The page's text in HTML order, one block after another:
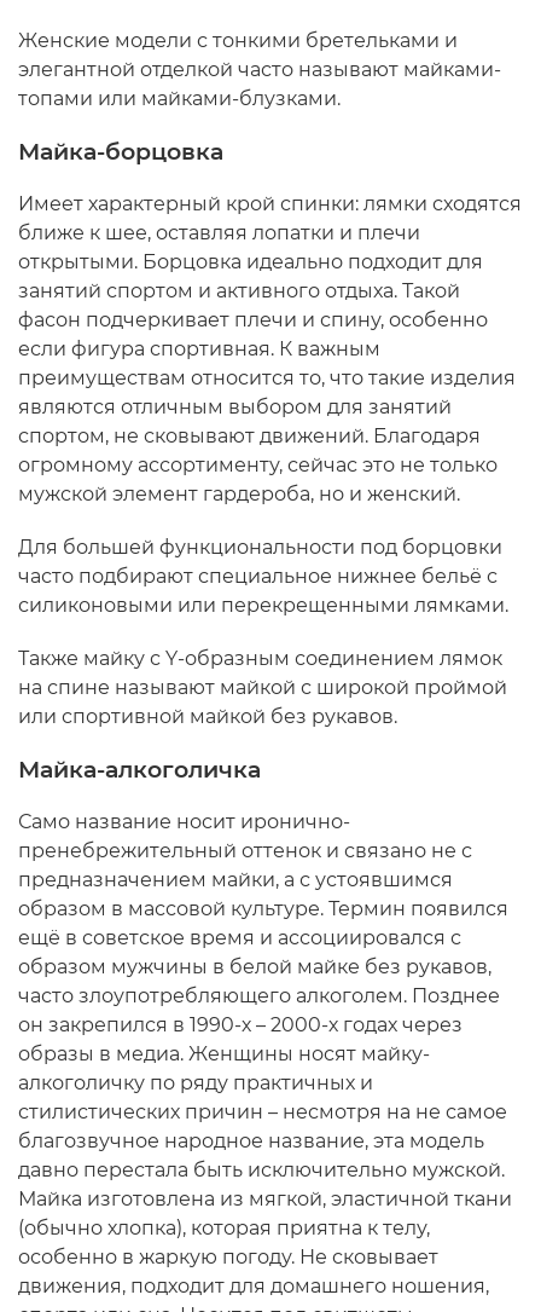
Женские модели с тонкими бретельками и
элегантной отделкой часто называют майками-
топами или майками-блузками.
Майка-борцовка
Имеет характерный крой спинки: лямки сходятся
ближе к шее, оставляя лопатки и плечи
открытыми. Борцовка идеально подходит для
занятий спортом и активного отдыха. Такой
фасон подчеркивает плечи и спину, особенно
если фигура спортивная. К важным
преимуществам относится то, что такие изделия
являются отличным выбором для занятий
спортом, не сковывают движений. Благодаря
огромному ассортименту, сейчас это не только
мужской элемент гардероба, но и женский.
Для большей функциональности под борцовки
часто подбирают специальное нижнее бельё с
силиконовыми или перекрещенными лямками.
Также майку с Y-образным соединением лямок
на спине называют майкой с широкой проймой
или спортивной майкой без рукавов.
Майка-алкоголичка
Само название носит иронично-
пренебрежительный оттенок и связано не с
предназначением майки, а с устоявшимся
образом в массовой культуре. Термин появился
ещё в советское время и ассоциировался с
образом мужчины в белой майке без рукавов,
часто злоупотребляющего алкоголем. Позднее
он закрепился в 1990-х – 2000-х годах через
образы в медиа. Женщины носят майку-
алкоголичку по ряду практичных и
стилистических причин – несмотря на не самое
благозвучное народное название, эта модель
давно перестала быть исключительно мужской.
Майка изготовлена из мягкой, эластичной ткани
(обычно хлопка), которая приятна к телу,
особенно в жаркую погоду. Не сковывает
движения, подходит для домашнего ношения,